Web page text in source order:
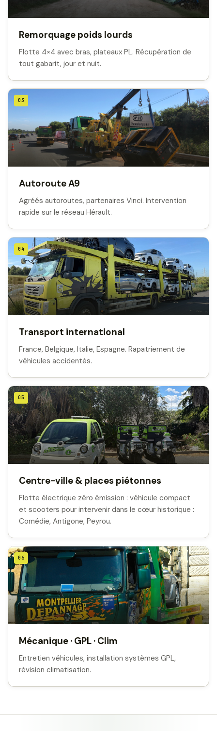
Remorquage poids lourds
Flotte 4×4 avec bras, plateaux PL. Récupération de
tout gabarit, jour et nuit.
03
Autoroute A9
Agréés autoroutes, partenaires Vinci. Intervention
rapide sur le réseau Hérault.
04
Transport international
France, Belgique, Italie, Espagne. Rapatriement de
véhicules accidentés.
05
Centre-ville & places piétonnes
Flotte électrique zéro émission : véhicule compact
et scooters pour intervenir dans le cœur historique :
Comédie, Antigone, Peyrou.
06
Mécanique · GPL · Clim
Entretien véhicules, installation systèmes GPL,
révision climatisation.